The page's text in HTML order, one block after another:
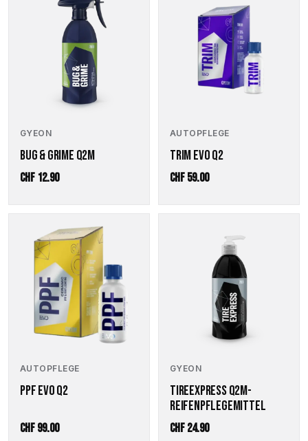
GYEON
BUG & GRIME Q2M
CHF 12.90
AUTOPFLEGE
TRIM EVO Q2
CHF59.00
AUTOPFLEGE
PPF EVO Q2
CHF99.00
GYEON
TIREEXPRESS Q2M-
REIFENPFLEGEMITTEL
CHF24.90